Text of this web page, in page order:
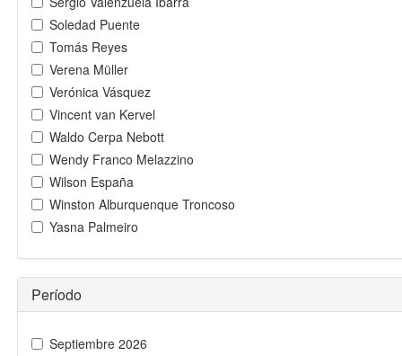
Soledad Puente
Tomás Reyes
Verena Müller
Verónica Vásquez
Vincent van Kervel
Waldo Cerpa Nebott
Wendy Franco Melazzino
Wilson España
Winston Alburquenque Troncoso
Yasna Palmeiro
Período
Septiembre 2026